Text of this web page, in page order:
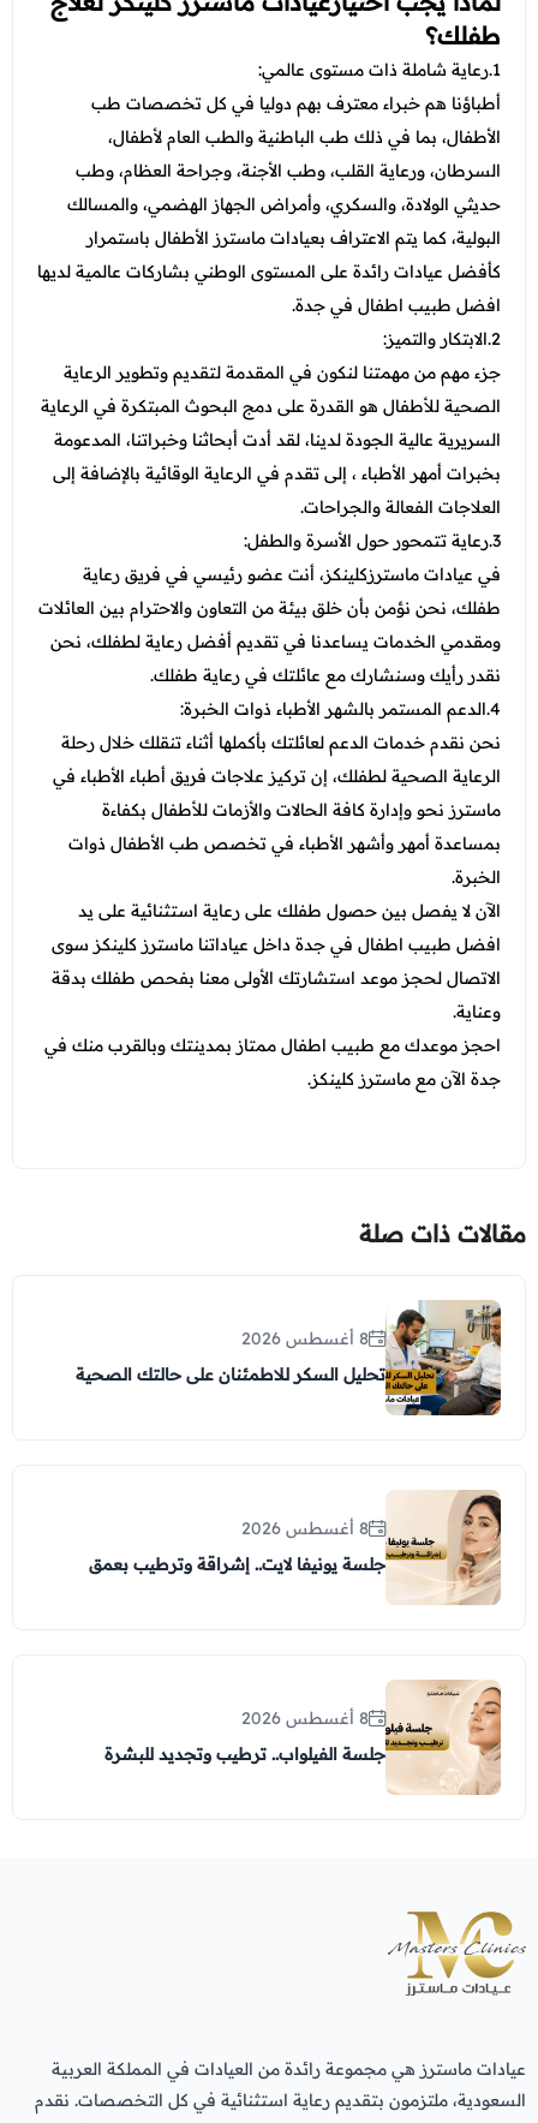
طفلك؟
1.رعاية شاملة ذات مستوى عالمي:
أطباؤنا هم خبراء معترف بهم دوليا في كل تخصصات طب
الأطفال، بما في ذلك طب الباطنية والطب العام لأطفال،
السرطان، ورعاية القلب، وطب الأجنة، وجراحة العظام، وطب
حديثي الولادة، والسكري، وأمراض الجهاز الهضمي، والمسالك
البولية، كما يتم الاعتراف بعيادات ماسترز الأطفال باستمرار
كأفضل عيادات رائدة على المستوى الوطني بشاركات عالمية لديها
افضل طبيب اطفال في جدة.
2.الابتكار والتميز:
جزء مهم من مهمتنا لنكون في المقدمة لتقديم وتطوير الرعاية
الصحية للأطفال هو القدرة على دمج البحوث المبتكرة في الرعاية
السريرية عالية الجودة لدينا، لقد أدت أبحاثنا وخبراتنا، المدعومة
بخبرات أمهر الأطباء ، إلى تقدم في الرعاية الوقائية بالإضافة إلى
العلاجات الفعالة والجراحات.
3.رعاية تتمحور حول الأسرة والطفل:
في عيادات ماسترزكلينكز، أنت عضو رئيسي في فريق رعاية
طفلك، نحن نؤمن بأن خلق بيئة من التعاون والاحترام بين العائلات
ومقدمي الخدمات يساعدنا في تقديم أفضل رعاية لطفلك، نحن
نقدر رأيك وسنشارك مع عائلتك في رعاية طفلك.
4.الدعم المستمر بالشهر الأطباء ذوات الخبرة:
نحن نقدم خدمات الدعم لعائلتك بأكملها أثناء تنقلك خلال رحلة
الرعاية الصحية لطفلك، إن تركيز علاجات فريق أطباء الأطباء في
ماسترز نحو وإدارة كافة الحالات والأزمات للأطفال بكفاءة
بمساعدة أمهر وأشهر الأطباء في تخصص طب الأطفال ذوات
الخبرة.
الآن لا يفصل بين حصول طفلك على رعاية استثنائية على يد
افضل طبيب اطفال في جدة داخل عياداتنا ماسترز كلينكز سوى
الاتصال لحجز موعد استشارتك الأولى معنا بفحص طفلك بدقة
وعناية.
احجز موعدك مع طبيب اطفال ممتاز بمدينتك وبالقرب منك في
جدة الآن مع ماسترز كلينكز.
مقالات ذات صلة
8 أغسطس 2026
تحليل السكر للاطمئنان على حالتك الصحية
8 أغسطس 2026
جلسة يونيفا لايت.. إشراقة وترطيب بعمق
8 أغسطس 2026
جلسة الفيلواب.. ترطيب وتجديد للبشرة
عيادات ماسترز هي مجموعة رائدة من العيادات في المملكة العربية
السعودية، ملتزمون بتقديم رعاية استثنائية في كل التخصصات. نقدم